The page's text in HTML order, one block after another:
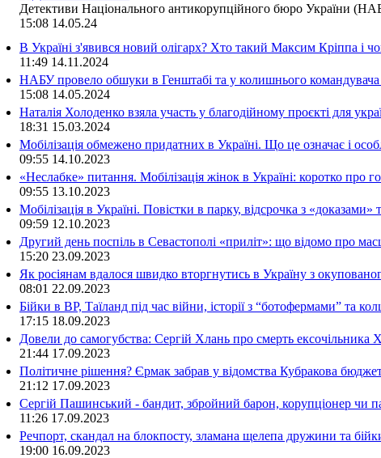
Детективи Національного антикорупційного бюро України
15:08 14.05.24
В Україні з'явився новий олігарх? Хто такий Максим Кріппа і
11:49 14.11.2024
НАБУ провело обшуки в Генштабі та у колишнього
15:08 14.05.2024
Наталія Холоденко взяла участь у благодійному проєкті для
18:31 15.03.2024
Мобілізація обмежено придатних в Україні. Що це означає і
09:55 14.10.2023
«Неслабке» питання. Мобілізація жінок в Україні: коротко про
09:55 13.10.2023
Мобілізація в Україні. Повістки в парку, відсрочка з «доказами»
09:59 12.10.2023
Другий день поспіль в Севастополі «приліт»: що відомо про
15:20 23.09.2023
Як росіянам вдалося швидко вторгнутись в Україну з
08:01 22.09.2023
Бійки в ВР, Таїланд під час війни, історії з “ботофермами” та
17:15 18.09.2023
Довели до самогубства: Сергій Хлань про смерть ексочільника
21:44 17.09.2023
Політичне рішення? Єрмак забрав у відомства Кубракова
21:12 17.09.2023
Сергій Пашинський - бандит, збройний барон, корупціонер чи
11:26 17.09.2023
Речпорт, скандал на блокпосту, зламана щелепа дружини та
19:00 16.09.2023